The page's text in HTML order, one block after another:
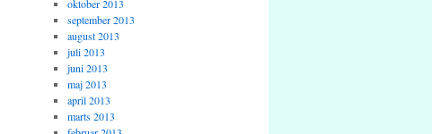
oktober 2013
september 2013
august 2013
juli 2013
juni 2013
maj 2013
april 2013
marts 2013